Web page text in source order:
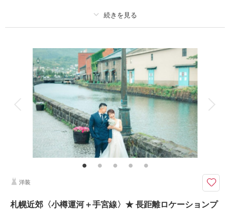
撮影場所：
札幌市中央区
相談予約する
来店・オンライン
撮影日の空き
を確認する
撮影料 新婦衣装1着 新郎衣装1着
着付け ヘアメイク 小物一式
アルバム データ 100 カット 台紙付写真
衣装追加 会食 挙式
家族と撮影 家族用衣装レンタル
その他含むもの
移動費・アテンド・アートブーケレンタル・Yシャツレンタル・シューズレ
ンタル・クリーニング
Phtorait限定『CLESTA(A6サイズ)』プレゼント中！北海道の花「はまな
す」や、海と夕日を背景にしたお写真も残せます♡
〈夏はもちろん、秋から冬の景色も幻想的で美しいスポット〉
✔︎追加料金なし！和洋のチョイス自由な衣装1着
洋装
札幌近郊〈小樽運河＋手宮線〉★ 長距離ロケーションプ